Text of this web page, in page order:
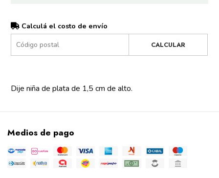
Calculá el costo de envío
CALCULAR
Dije niña de plata de 1,5 cm de alto.
Medios de pago